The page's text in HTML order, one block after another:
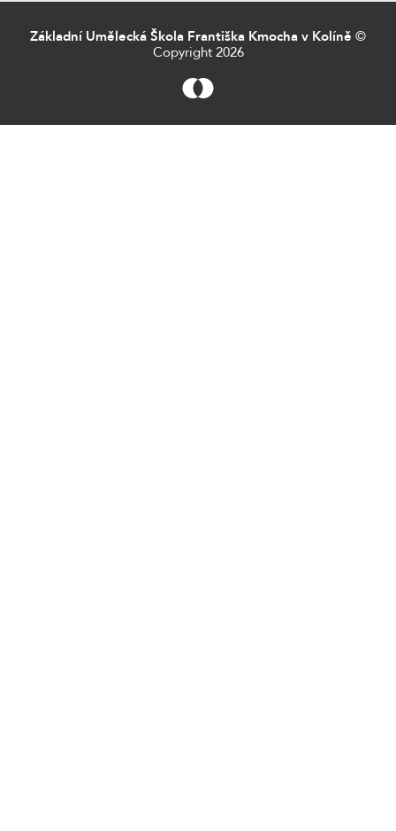
Základní Umělecká Škola Františka Kmocha v Kolíně ©
Copyright 2026